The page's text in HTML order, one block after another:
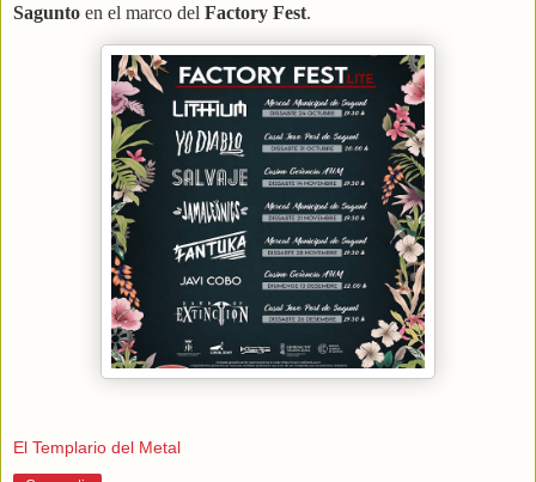
Sagunto en el marco del Factory Fest.
El Templario del Metal